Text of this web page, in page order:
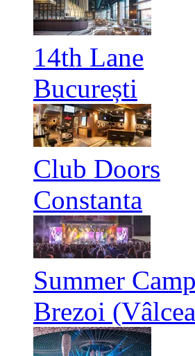
14th Lane
București
Club Doors
Constanta
Summer
Brezoi